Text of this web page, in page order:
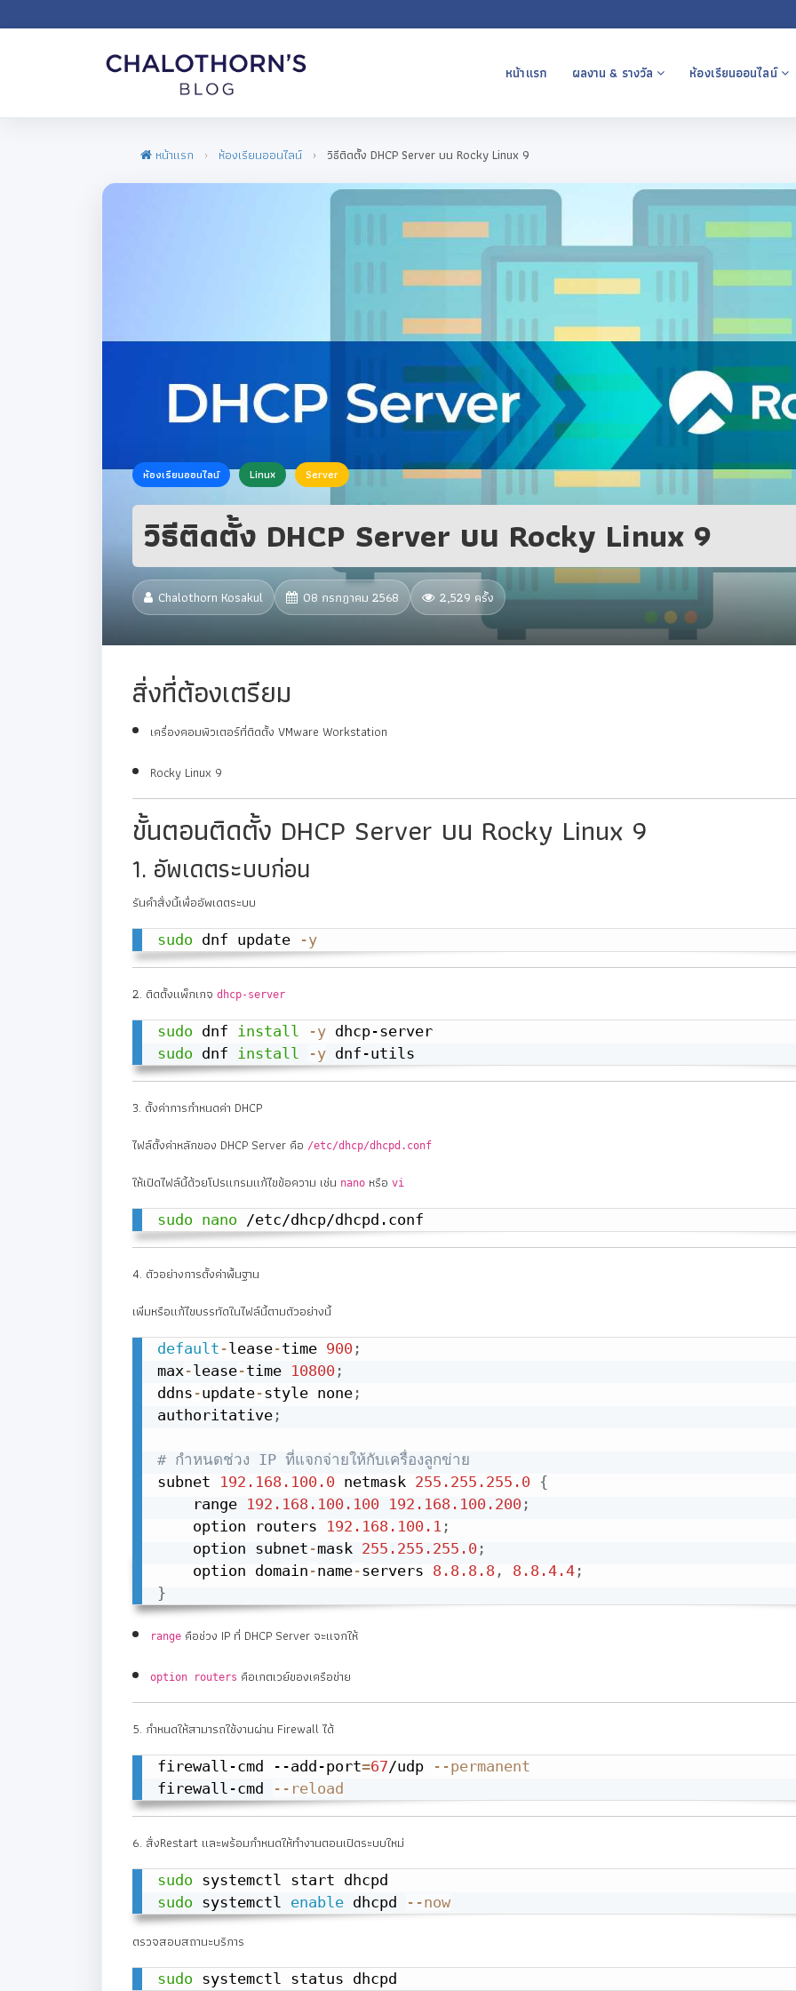
หน้าแรก ผลงาน & รางวัล ห้องเรียนออนไลน์
หน้าแรก ห้องเรียนออนไลน์ วิธีติดตั้ง DHCP Server บน Rocky Linux 9
ห้องเรียนออนไลน์ Linux Server
วิธีติดตั้ง DHCP Server บน Rocky Linux 9
Chalothorn Kosakul 08 กรกฎาคม 2568 2,529 ครั้ง
สิ่งที่ต้องเตรียม
เครื่องคอมพิวเตอร์ที่ติดตั้ง VMware Workstation
Rocky Linux 9
ขั้นตอนติดตั้ง DHCP Server บน Rocky Linux 9
1. อัพเดตระบบก่อน
รันคำสั่งนี้เพื่ออัพเดตระบบ
sudo dnf update -y
2. ติดตั้งแพ็กเกจ dhcp-server
sudo dnf install -y
sudo dnf install -y dnf-utils
3. ตั้งค่าการกำหนดค่า DHCP
ไฟล์ตั้งค่าหลักของ DHCP Server คือ /etc/dhcp/dhcpd.conf
ให้เปิดไฟล์นี้ด้วยโปรแกรมแก้ไขข้อความ เช่น nano หรือ vi
sudo nano /etc/dhcp/dhcpd.conf
4. ตัวอย่างการตั้งค่าพื้นฐาน
เพิ่มหรือแก้ไขบรรทัดในไฟล์นี้ตามตัวอย่างนี้
default -lease-time 900 ;
max-lease-time 10800 ;
ddns -update-style none ;
authoritative ;
# กำหนดช่วง IP ที่แจกจ่ายให้กับเครื่องลูกข่าย
subnet 192.168 .100 .0 netmask 255.255 .255 .0 {
    range
192.168 .100 .100 192.168 .100 .200 ;
    option routers
192.168 .100 .1 ;
    option subnet
-mask 255.255 .255 .0 ;
    option domain
-name-servers 8.8 .8 .8 , 8.8 .4 .4 ;
}
range คือช่วง IP ที่ DHCP Server จะแจกให้
option routers คือเกตเวย์ของเครือข่าย
5. กำหนดให้สามารถใช้งานผ่าน Firewall ได้
firewall-cmd --add-port=67/udp
--permanent
firewall-cmd
--reload
6. สั่งRestart และพร้อมกำหนดให้ทำงานตอนเปิดระบบใหม่
sudo
sudo systemctl enable dhcpd --now
ตรวจสอบสถานะบริการ
sudo systemctl status dhcpd